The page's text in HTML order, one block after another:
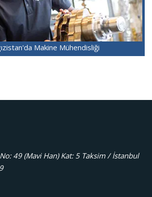
Makine Mühendisliği
49 (Mavi Han) Kat: 5 Taksim / İstanbul